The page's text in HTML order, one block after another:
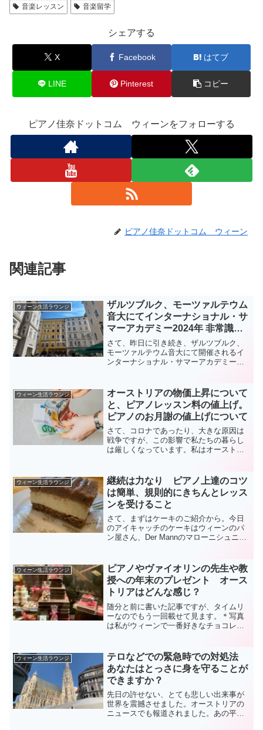
音楽レッスン
音楽留学
シェアする
X Facebook はてブ
LINE Pinterest コピー
ピアノ佳奈ドットコム ウィーンをフォローする
ピアノ佳奈ドットコム ウィーン
関連記事
ウィーン生活ラウンジ
ザルツブルク、モーツァルテウム
音大にてインターナショナル・サ
マーアカデミー2024年 非常識な
人達について
さて、昨日に引き続き、ザルツブルク、
モーツァルテウム音大にて開催されるイ
ンターナショナル・サマーアカデミーの
とです。参加者がいなければ開催されな
いこのマスタークラス、参...
ウィーン生活ラウンジ
オーストリアの物価上昇について
と、ピアノレッスン料の値上げ。
ピアノのお月謝の値上げについて
さて、コロナであったり、大きな原因は
戦争ですが、この影響で私たちの暮らし
は厳しくなっています。私はオーストリ
「エグい」という以外いいようがありま
せん。うちの場合ですが去...
ウィーン生活ラウンジ
継続は力なり ピアノ上達のコツ
は簡単、規則的にきちんとレッス
ンを受けること
さて、まずはケーキのご紹介から。今日
のアイキャッチのケーキはウィーンのパ
ン屋さん、Der Mannのマローニシュニッ
レッシュで美味しいの〜。はい、本題で
す。今日のお話は...
ウィーン生活ラウンジ
ピアノやヴァイオリンの先生や教
授への年末のプレゼント オース
トリアはどんな感じ？
随分と前に書いた記事ですが、タイムリ
ーなのでもう一回載せて見ます。＊写真
は私がウィーンで一番好きなチョコレー
つも自分にプレゼントしています。毎日
買いたくなります...
ウィーン生活ラウンジ
テロなどでの緊急時での対処法
あなたはとっさに身を守ることが
できますか？
先日の許せない、とても悲しい出来事が
世界を震撼させました。オーストリアの
ニュースでも報道されました。あの平和